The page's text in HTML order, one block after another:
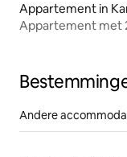
Appartement in
Appartement met
Andere